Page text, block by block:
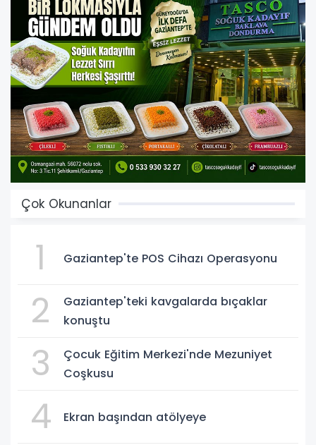
Çok Okunanlar
1 Gaziantep'te POS Cihazı Operasyonu
2
Gaziantep'teki kavgalarda bıçaklar
konuştu
3
Çocuk Eğitim Merkezi'nde Mezuniyet
Coşkusu
4 Ekran başından atölyeye